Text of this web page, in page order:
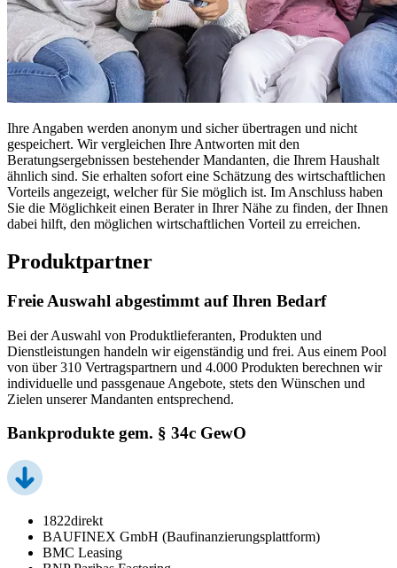
Ihre Angaben werden anonym und sicher übertragen und nicht
gespeichert. Wir vergleichen Ihre Antworten mit den
Beratungsergebnissen bestehender Mandanten, die Ihrem Haushalt
ähnlich sind. Sie erhalten sofort eine Schätzung des wirtschaftlichen
Vorteils angezeigt, welcher für Sie möglich ist. Im Anschluss haben
Sie die Möglichkeit einen Berater in Ihrer Nähe zu finden, der Ihnen
dabei hilft, den möglichen wirtschaftlichen Vorteil zu erreichen.
Produktpartner
Freie Auswahl abgestimmt auf Ihren Bedarf
Bei der Auswahl von Produktlieferanten, Produkten und
Dienstleistungen handeln wir eigenständig und frei. Aus einem Pool
von über 310 Vertragspartnern und 4.000 Produkten berechnen wir
individuelle und passgenaue Angebote, stets den Wünschen und
Zielen unserer Mandanten entsprechend.
Bankprodukte gem. § 34c GewO
1822direkt
BAUFINEX GmbH (Baufinanzierungsplattform)
BMC Leasing